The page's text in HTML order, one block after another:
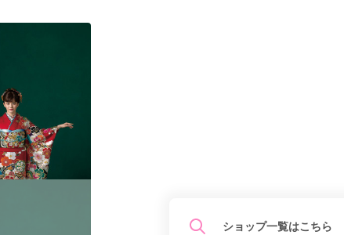
県(67)
県(36)
ショップ一覧はこちら